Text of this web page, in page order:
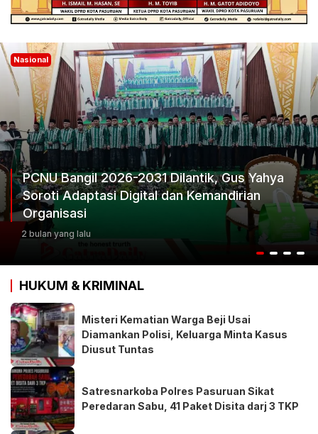
Nasional
Ketum Progib Dorong Rapimwil Jatim
Keputusan Terbaik
3 bulan yang lalu
HUKUM & KRIMINAL
Misteri Kematian Warga Beji Usai
Diamankan Polisi, Keluarga Minta Kasus
Diusut Tuntas
Satresnarkoba Polres Pasuruan Sikat
Peredaran Sabu, 41 Paket Disita darj 3 TKP